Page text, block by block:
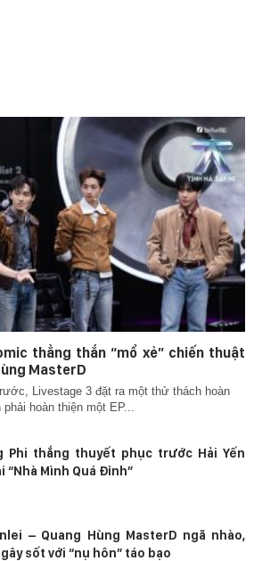
thẳng thắn “mổ xẻ” chiến thuật
MasterD
Livestage 3 đặt ra một thử thách hoàn
hoàn thiện một EP...
Phi thắng thuyết phục trước Hải Yến
“Nhà Mình Quá Đỉnh”
– Quang Hùng MasterD ngã nhào,
gây sốt với “nụ hôn” táo bạo